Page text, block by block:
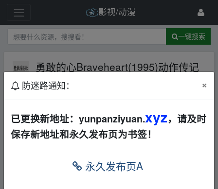
影视/动漫
一键搜索
勇敢的心Braveheart(1995)动作传记
历史战争美国
﹏fr‥om w▁ww.y un▁pan▁zi_yu an.xy z
﹏fr‥om w▁ww.y un▁pan▁zi_yu an.xy z
导演: 梅尔·吉布森
防迷路通知： ×
已更换新地址：yunpanziyuan.xyz，请及时
保存新地址和永久发布页为书签！
永久发布页A